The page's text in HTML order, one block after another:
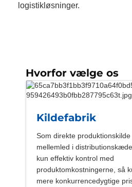
logistikløsninger.
Hvorfor vælge os
Kildefabrik
Som direkte
mellemled i
kun effektiv kontrol med
produktomkostningerne, så
mere konkurrencedygtige